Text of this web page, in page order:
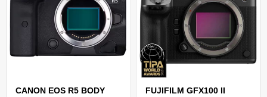
CANON EOS R5 BODY FUJIFILM GFX100 II